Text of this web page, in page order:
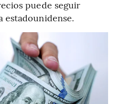
puede seguir
estadounidense.